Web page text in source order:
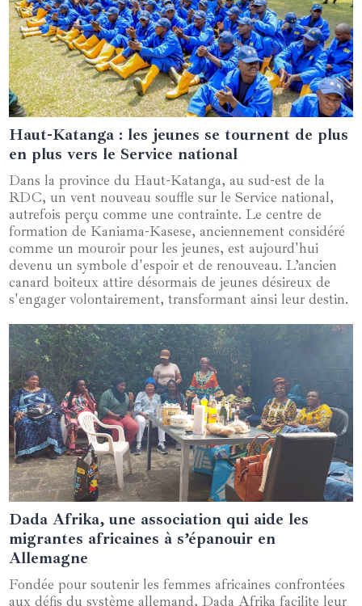
26 septembre 2024
Haut-Katanga : les jeunes se tournent de plus
en plus vers le Service national
Dans la province du Haut-Katanga, au sud-est de la
RDC, un vent nouveau souffle sur le Service national,
autrefois perçu comme une contrainte. Le centre de
formation de Kaniama-Kasese, anciennement considéré
comme un mouroir pour les jeunes, est aujourd'hui
devenu un symbole d'espoir et de renouveau. L’ancien
canard boiteux attire désormais de jeunes désireux de
s'engager volontairement, transformant ainsi leur destin.
23 juin 2024
Dada Afrika, une association qui aide les
migrantes africaines à s’épanouir en
Allemagne
Fondée pour soutenir les femmes africaines confrontées
aux défis du système allemand, Dada Afrika facilite leur